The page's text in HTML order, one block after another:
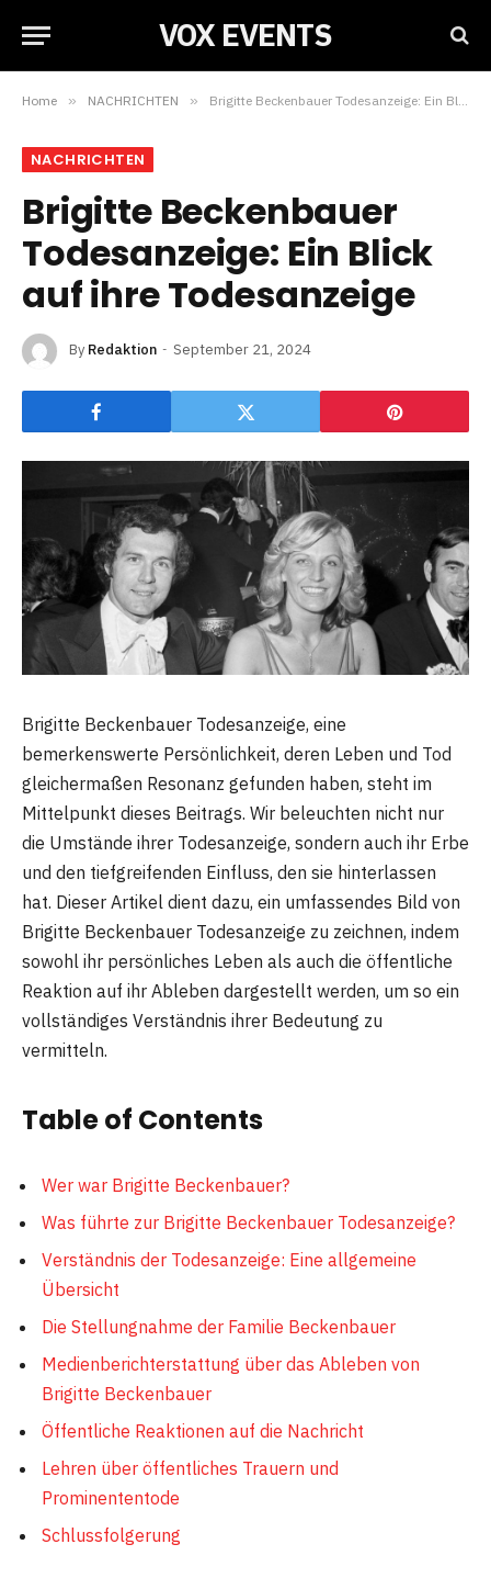
VOX EVENTS
Home » NACHRICHTEN » Brigitte Beckenbauer Todesanzeige: Ein Blick auf ihre Todesanzeige
NACHRICHTEN
Brigitte Beckenbauer
Todesanzeige: Ein Blick
auf ihre Todesanzeige
By Redaktion September 21, 2024
Brigitte Beckenbauer Todesanzeige, eine
bemerkenswerte Persönlichkeit, deren Leben und Tod
gleichermaßen Resonanz gefunden haben, steht im
Mittelpunkt dieses Beitrags. Wir beleuchten nicht nur
die Umstände ihrer Todesanzeige, sondern auch ihr Erbe
und den tiefgreifenden Einfluss, den sie hinterlassen
hat. Dieser Artikel dient dazu, ein umfassendes Bild von
Brigitte Beckenbauer Todesanzeige zu zeichnen, indem
sowohl ihr persönliches Leben als auch die öffentliche
Reaktion auf ihr Ableben dargestellt werden, um so ein
vollständiges Verständnis ihrer Bedeutung zu
vermitteln.
Table of Contents
Wer war Brigitte Beckenbauer?
Was führte zur Brigitte Beckenbauer Todesanzeige?
Verständnis der Todesanzeige: Eine allgemeine
Übersicht
Die Stellungnahme der Familie Beckenbauer
Medienberichterstattung über das Ableben von
Brigitte Beckenbauer
Öffentliche Reaktionen auf die Nachricht
Lehren über öffentliches Trauern und
Prominententode
Schlussfolgerung